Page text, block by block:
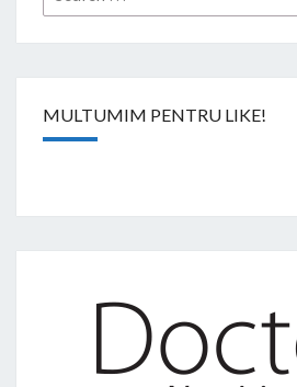
for:
MULTUMIM PENTRU LIKE!